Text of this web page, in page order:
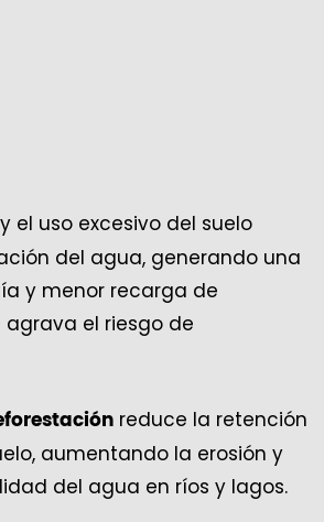
y el uso excesivo del suelo
del agua, generando una
y menor recarga de
el riesgo de
reduce la retención
aumentando la erosión y
del agua en ríos y lagos.